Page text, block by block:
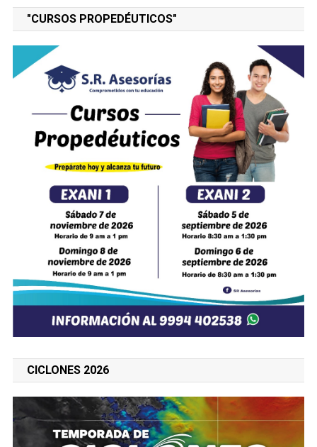
"CURSOS PROPEDÉUTICOS"
CICLONES 2026